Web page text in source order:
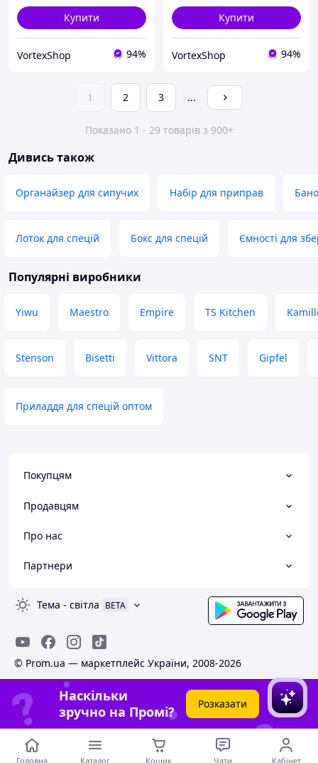
Купити
VortexShop 94%
Купити
VortexShop 94%
1 2 3 ...
Показано 1 - 29 товарів з 900+
Дивись також
Органайзер для сипучих Набір для приправ
Лоток для спецій Бокс для спецій Ємності для
Популярні виробники
Yiwu Maestro Empire TS Kitchen
Stenson Bisetti Vittora SNT Gipfel
Приладдя для спецій оптом
Покупцям
Продавцям
Про нас
Партнери
Тема - світла BETA
© Prom.ua — маркетплейс України, 2008-2026
Наскільки
зручно на Промі?
Розказати
Головна Каталог Кошик Чати Кабінет